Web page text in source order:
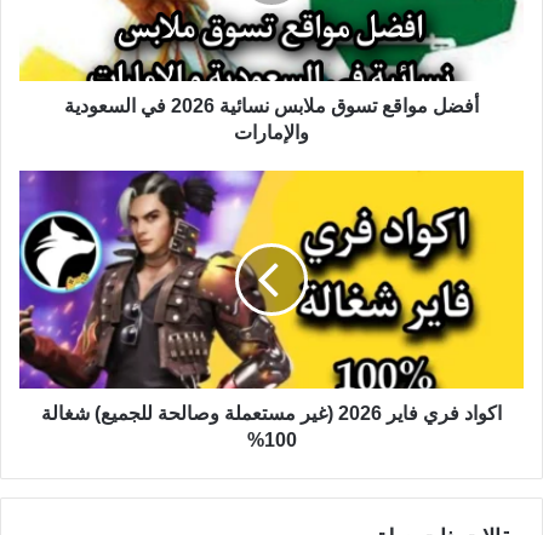
أفضل مواقع تسوق ملابس نسائية 2026 في السعودية
والإمارات
اكواد فري فاير 2026 (غير مستعملة وصالحة للجميع) شغالة
100%